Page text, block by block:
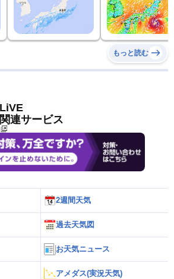
もっと読む
連サービス
2週間天気
過去天気図
お天気ニュース
アメダス(実況天気)